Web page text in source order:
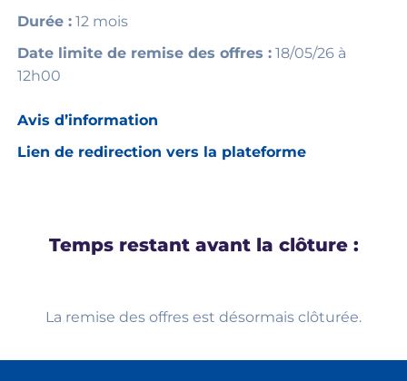
Durée :12 mois
Date limite de remise des offres :18/05/26 à
12h00
Avis d’information
Lien de redirection vers la plateforme
Temps restant avant la clôture :
La remise des offres est désormais clôturée.